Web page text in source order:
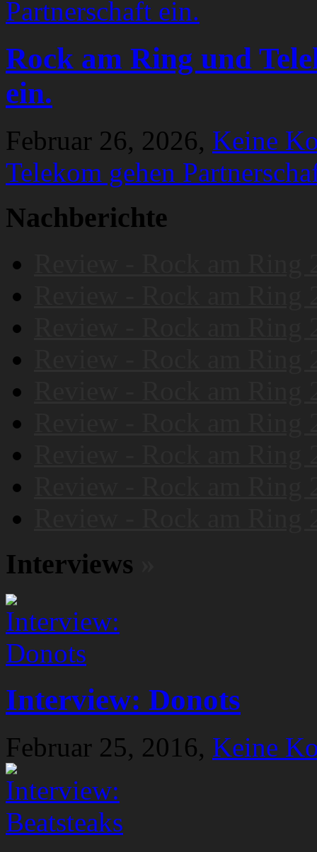
Rock am Ring und
ein.
Februar 26, 2026, Keine
Telekom gehen
Nachberichte
Interviews
Interview: Donots
Februar 25, 2016, Keine